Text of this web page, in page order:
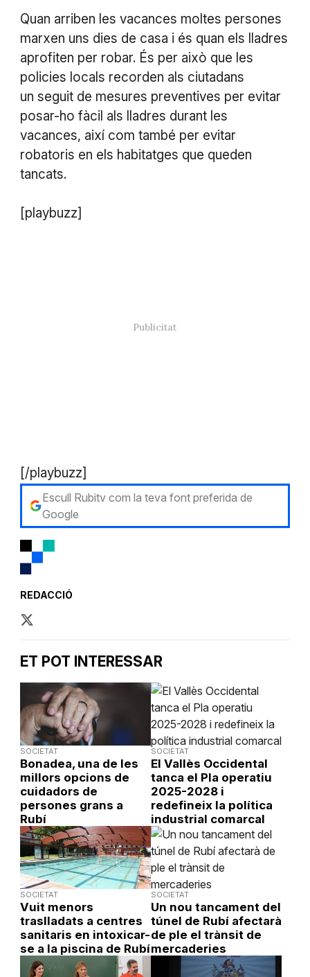
Quan arriben les vacances moltes persones
marxen uns dies de casa i és quan els lladres
aprofiten per robar. És per això que les
policies locals recorden als ciutadans
un seguit de mesures preventives per evitar
posar-ho fàcil als lladres durant les
vacances, així com també per evitar
robatoris en els habitatges que queden
tancats.
[playbuzz]
[/playbuzz]
Escull Rubitv com la teva font preferida de
Google
REDACCIÓ
ET POT INTERESSAR
SOCIETAT
Bonadea, una de les
millors opcions de
cuidadors de
persones grans a
Rubí
SOCIETAT
El Vallès Occidental
tanca el Pla operatiu
2025-2028 i
redefineix la política
industrial comarcal
SOCIETAT
Vuit menors
traslladats a centres
sanitaris en intoxicar-
se a la piscina de Rubí
SOCIETAT
Un nou tancament del
túnel de Rubí afectarà
de ple el trànsit de
mercaderies